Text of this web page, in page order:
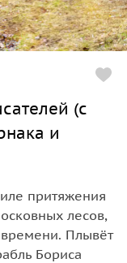
(с
и
притяжения
лесов,
времени. Плывёт
Бориса